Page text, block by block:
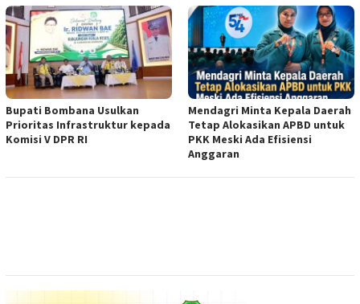
Bupati Bombana Usulkan
Prioritas Infrastruktur kepada
Komisi V DPR RI
Mendagri Minta Kepala Daerah
Tetap Alokasikan APBD untuk
PKK Meski Ada Efisiensi
Anggaran